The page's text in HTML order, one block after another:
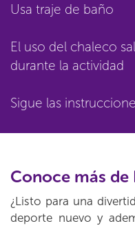
Usa traje de baño
El uso del chaleco
durante la actividad
Sigue las
Conoce más de
¿Listo para una
deporte nuevo y